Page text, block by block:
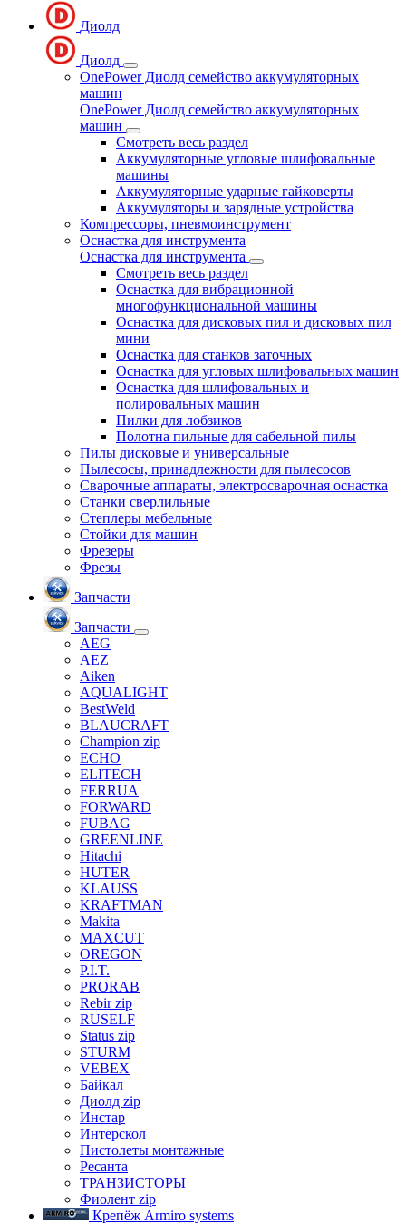
Диолд
Диолд
OnePower Диолд семейство аккумуляторных
машин
OnePower Диолд семейство аккумуляторных
машин
Смотреть весь раздел
Аккумуляторные угловые шлифовальные
машины
Аккумуляторные ударные гайковерты
Аккумуляторы и зарядные устройства
Компрессоры, пневмоинструмент
Оснастка для инструмента
Оснастка для инструмента
Смотреть весь раздел
Оснастка для вибрационной
многофункциональной машины
Оснастка для дисковых пил и дисковых пил
мини
Оснастка для станков заточных
Оснастка для угловых шлифовальных машин
Оснастка для шлифовальных и
полировальных машин
Пилки для лобзиков
Полотна пильные для сабельной пилы
Пилы дисковые и универсальные
Пылесосы, принадлежности для пылесосов
Сварочные аппараты, электросварочная оснастка
Станки сверлильные
Степлеры мебельные
Стойки для машин
Фрезеры
Фрезы
Запчасти
Запчасти
AEG
AEZ
Aiken
AQUALIGHT
BestWeld
BLAUCRAFT
Champion zip
ECHO
ELITECH
FERRUA
FORWARD
FUBAG
GREENLINE
Hitachi
HUTER
KLAUSS
KRAFTMAN
Makita
MAXCUT
OREGON
P.I.T.
PRORAB
Rebir zip
RUSELF
Status zip
STURM
VEBEX
Байкал
Диолд zip
Инстар
Интерскол
Пистолеты монтажные
Ресанта
ТРАНЗИСТОРЫ
Фиолент zip
Крепёж Armiro systems